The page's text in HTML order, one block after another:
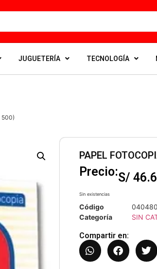
JUGUETERÍA TECNOLOGÍA
500)
PAPEL
Precio:S/
Sin existencias
Código
Categoría
SIN
Compartir en: